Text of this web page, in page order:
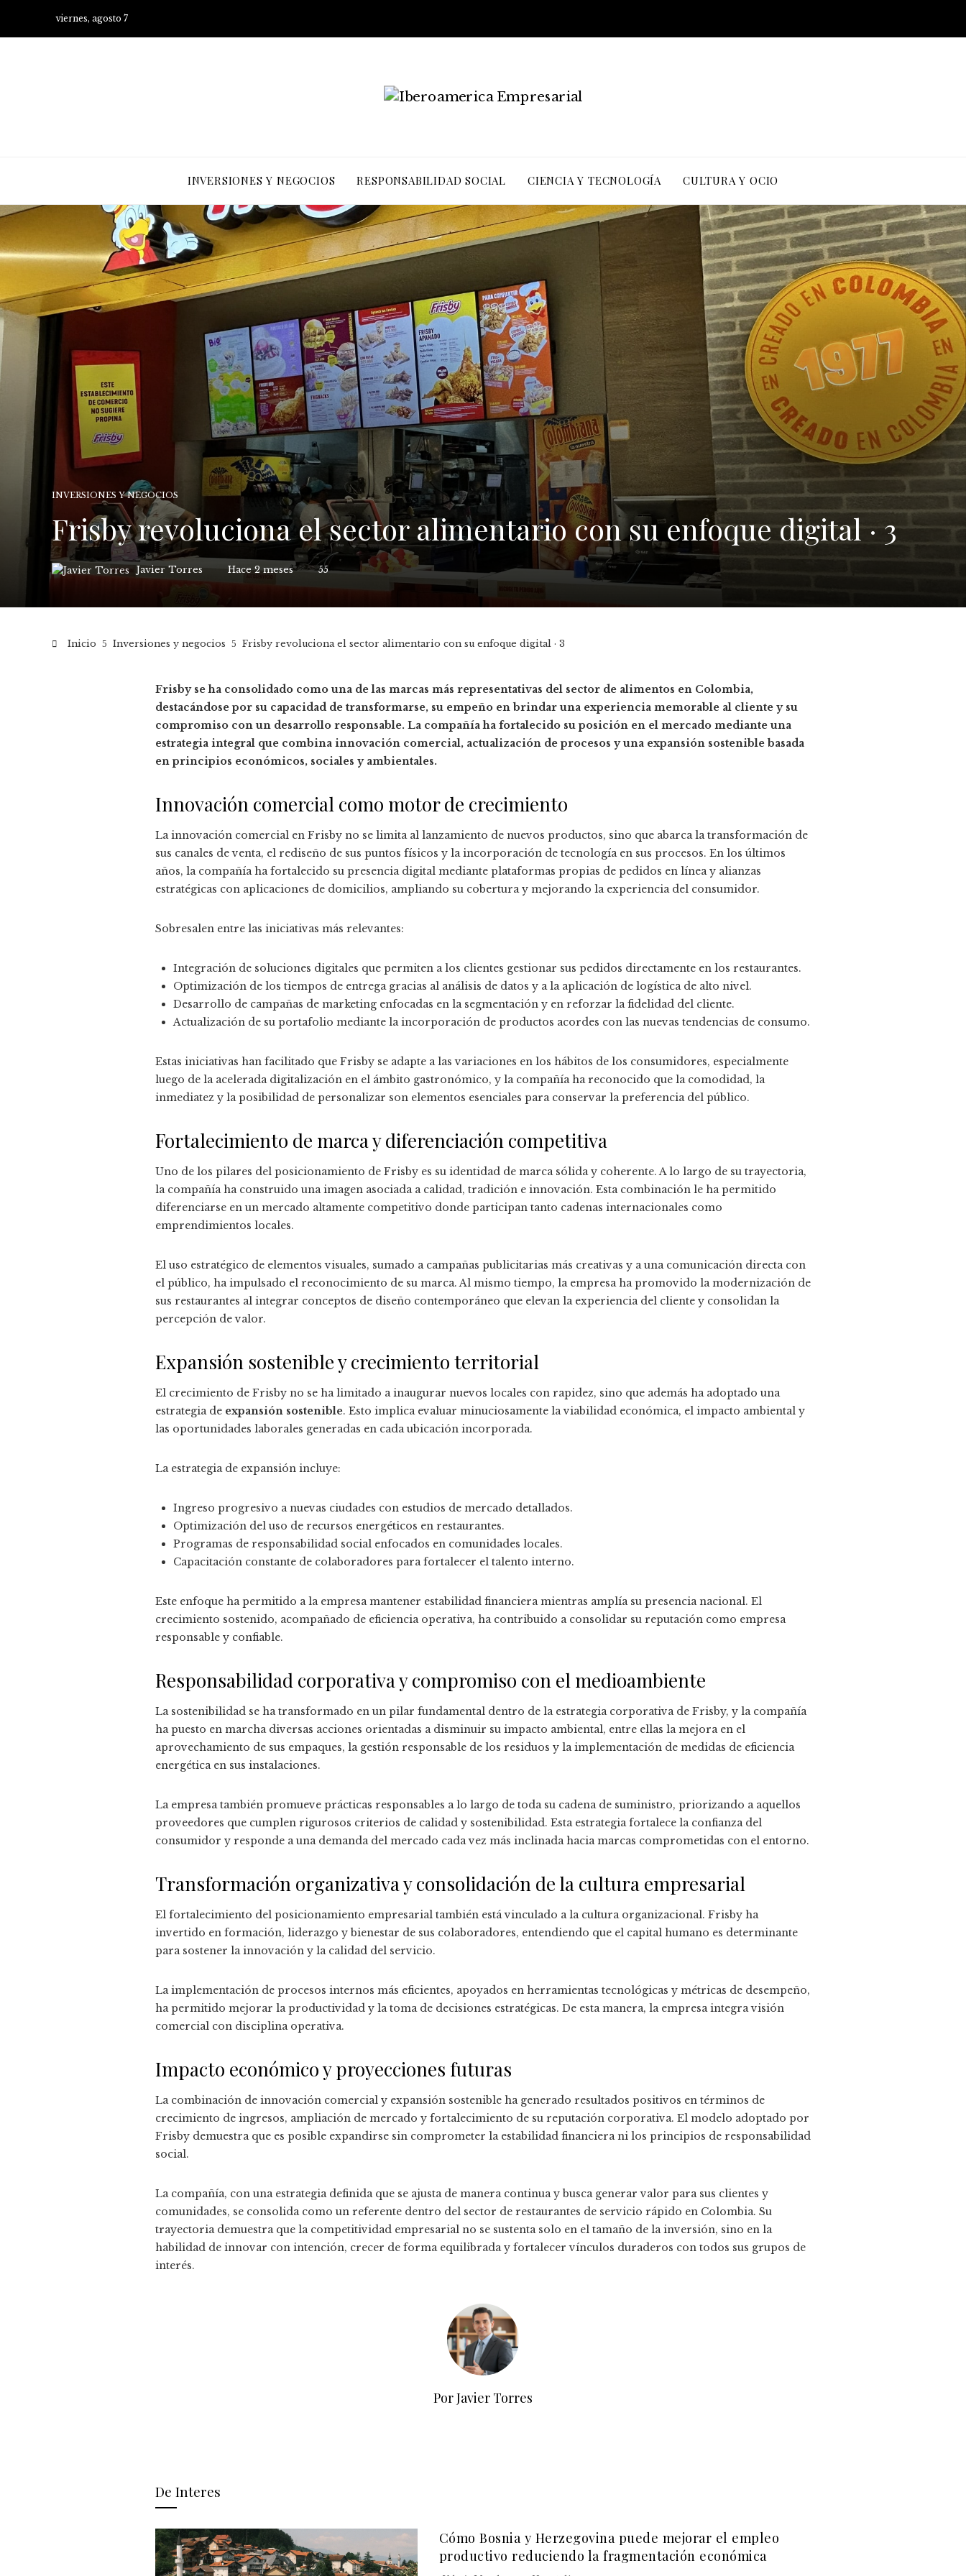
viernes, agosto 7
INVERSIONES Y NEGOCIOS RESPONSABILIDAD SOCIAL CIENCIA Y TECNOLOGÍA CULTURA Y OCIO
INVERSIONES Y NEGOCIOS
Frisby revoluciona el sector alimentario con su enfoque digital · 3
Javier Torres Hace 2 meses 55
Inicio Inversiones y negocios Frisby revoluciona el sector alimentario con su enfoque digital · 3
Frisby se ha consolidado como una de las marcas más representativas del sector de alimentos en Colombia,
destacándose por su capacidad de transformarse, su empeño en brindar una experiencia memorable al cliente y su
compromiso con un desarrollo responsable. La compañía ha fortalecido su posición en el mercado mediante una
estrategia integral que combina innovación comercial, actualización de procesos y una expansión sostenible basada
en principios económicos, sociales y ambientales.
Innovación comercial como motor de crecimiento
La innovación comercial en Frisby no se limita al lanzamiento de nuevos productos, sino que abarca la transformación de
sus canales de venta, el rediseño de sus puntos físicos y la incorporación de tecnología en sus procesos. En los últimos
años, la compañía ha fortalecido su presencia digital mediante plataformas propias de pedidos en línea y alianzas
estratégicas con aplicaciones de domicilios, ampliando su cobertura y mejorando la experiencia del consumidor.
Sobresalen entre las iniciativas más relevantes:
Integración de soluciones digitales que permiten a los clientes gestionar sus pedidos directamente en los restaurantes.
Optimización de los tiempos de entrega gracias al análisis de datos y a la aplicación de logística de alto nivel.
Desarrollo de campañas de marketing enfocadas en la segmentación y en reforzar la fidelidad del cliente.
Actualización de su portafolio mediante la incorporación de productos acordes con las nuevas tendencias de consumo.
Estas iniciativas han facilitado que Frisby se adapte a las variaciones en los hábitos de los consumidores, especialmente
luego de la acelerada digitalización en el ámbito gastronómico, y la compañía ha reconocido que la comodidad, la
inmediatez y la posibilidad de personalizar son elementos esenciales para conservar la preferencia del público.
Fortalecimiento de marca y diferenciación competitiva
Uno de los pilares del posicionamiento de Frisby es su identidad de marca sólida y coherente. A lo largo de su trayectoria,
la compañía ha construido una imagen asociada a calidad, tradición e innovación. Esta combinación le ha permitido
diferenciarse en un mercado altamente competitivo donde participan tanto cadenas internacionales como
emprendimientos locales.
El uso estratégico de elementos visuales, sumado a campañas publicitarias más creativas y a una comunicación directa con
el público, ha impulsado el reconocimiento de su marca. Al mismo tiempo, la empresa ha promovido la modernización de
sus restaurantes al integrar conceptos de diseño contemporáneo que elevan la experiencia del cliente y consolidan la
percepción de valor.
Expansión sostenible y crecimiento territorial
El crecimiento de Frisby no se ha limitado a inaugurar nuevos locales con rapidez, sino que además ha adoptado una
estrategia de expansión sostenible. Esto implica evaluar minuciosamente la viabilidad económica, el impacto ambiental y
las oportunidades laborales generadas en cada ubicación incorporada.
La estrategia de expansión incluye:
Ingreso progresivo a nuevas ciudades con estudios de mercado detallados.
Optimización del uso de recursos energéticos en restaurantes.
Programas de responsabilidad social enfocados en comunidades locales.
Capacitación constante de colaboradores para fortalecer el talento interno.
Este enfoque ha permitido a la empresa mantener estabilidad financiera mientras amplía su presencia nacional. El
crecimiento sostenido, acompañado de eficiencia operativa, ha contribuido a consolidar su reputación como empresa
responsable y confiable.
Responsabilidad corporativa y compromiso con el medioambiente
La sostenibilidad se ha transformado en un pilar fundamental dentro de la estrategia corporativa de Frisby, y la compañía
ha puesto en marcha diversas acciones orientadas a disminuir su impacto ambiental, entre ellas la mejora en el
aprovechamiento de sus empaques, la gestión responsable de los residuos y la implementación de medidas de eficiencia
energética en sus instalaciones.
La empresa también promueve prácticas responsables a lo largo de toda su cadena de suministro, priorizando a aquellos
proveedores que cumplen rigurosos criterios de calidad y sostenibilidad. Esta estrategia fortalece la confianza del
consumidor y responde a una demanda del mercado cada vez más inclinada hacia marcas comprometidas con el entorno.
Transformación organizativa y consolidación de la cultura empresarial
El fortalecimiento del posicionamiento empresarial también está vinculado a la cultura organizacional. Frisby ha
invertido en formación, liderazgo y bienestar de sus colaboradores, entendiendo que el capital humano es determinante
para sostener la innovación y la calidad del servicio.
La implementación de procesos internos más eficientes, apoyados en herramientas tecnológicas y métricas de desempeño,
ha permitido mejorar la productividad y la toma de decisiones estratégicas. De esta manera, la empresa integra visión
comercial con disciplina operativa.
Impacto económico y proyecciones futuras
La combinación de innovación comercial y expansión sostenible ha generado resultados positivos en términos de
crecimiento de ingresos, ampliación de mercado y fortalecimiento de su reputación corporativa. El modelo adoptado por
Frisby demuestra que es posible expandirse sin comprometer la estabilidad financiera ni los principios de responsabilidad
social.
La compañía, con una estrategia definida que se ajusta de manera continua y busca generar valor para sus clientes y
comunidades, se consolida como un referente dentro del sector de restaurantes de servicio rápido en Colombia. Su
trayectoria demuestra que la competitividad empresarial no se sustenta solo en el tamaño de la inversión, sino en la
habilidad de innovar con intención, crecer de forma equilibrada y fortalecer vínculos duraderos con todos sus grupos de
interés.
Por Javier Torres
De Interes
Cómo Bosnia y Herzegovina puede mejorar el empleo
productivo reduciendo la fragmentación económica